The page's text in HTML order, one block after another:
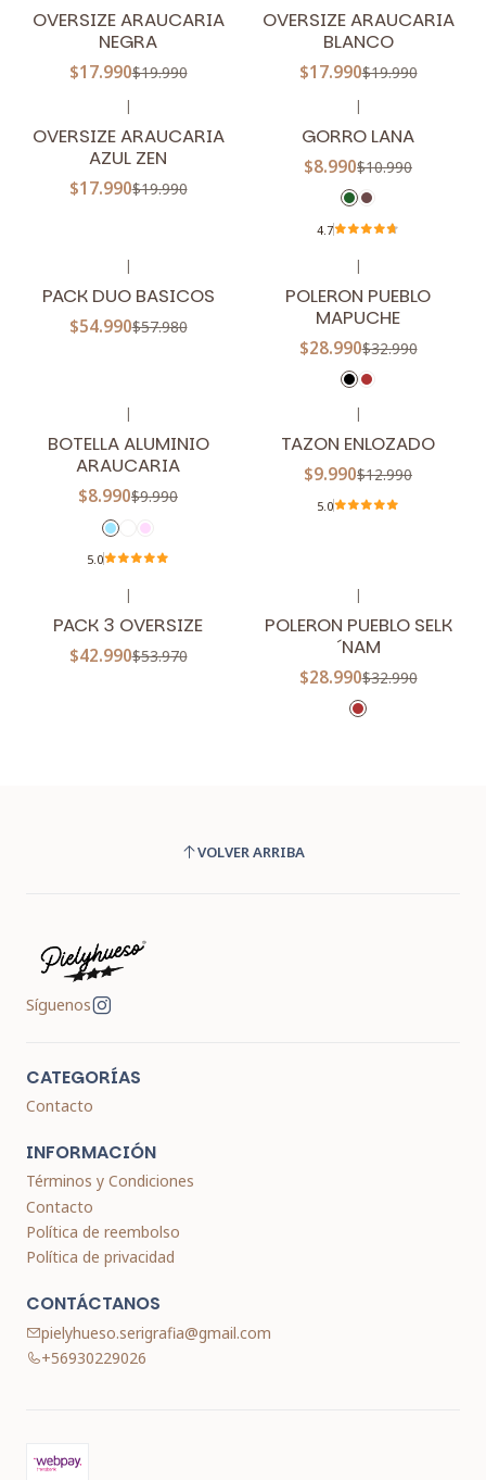
OVERSIZE ARAUCARIA
NEGRA
$17.990$19.990
OVERSIZE ARAUCARIA
BLANCO
$17.990$19.990
|
OVERSIZE ARAUCARIA
AZUL ZEN
$17.990$19.990
|
GORRO LANA
$8.990$10.990
4.7
|
PACK DUO BASICOS
$54.990$57.980
|
POLERON PUEBLO
MAPUCHE
$28.990$32.990
|
BOTELLA ALUMINIO
ARAUCARIA
$8.990$9.990
5.0
|
TAZON ENLOZADO
$9.990$12.990
5.0
|
PACK 3 OVERSIZE
$42.990$53.970
|
POLERON PUEBLO SELK
´NAM
$28.990$32.990
VOLVER ARRIBA
Síguenos
CATEGORÍAS
Contacto
INFORMACIÓN
Términos y Condiciones
Contacto
Política de reembolso
Política de privacidad
CONTÁCTANOS
pielyhueso.serigrafia@gmail.com
+56930229026